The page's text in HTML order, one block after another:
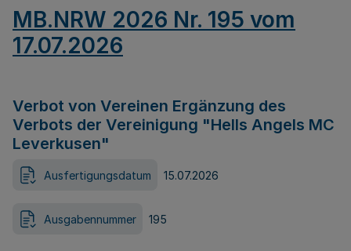
MB.NRW 2026 Nr. 195 vom
17.07.2026
Verbot von Vereinen Ergänzung des
Verbots der Vereinigung "Hells Angels MC
Leverkusen"
Ausfertigungsdatum 15.07.2026
Ausgabennummer 195